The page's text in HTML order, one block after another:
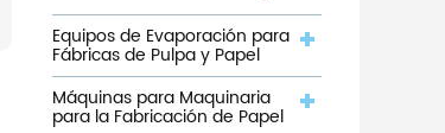
Equipos de Evaporación para
Fábricas de Pulpa y Papel
Máquinas para Maquinaria
para la Fabricación de Papel